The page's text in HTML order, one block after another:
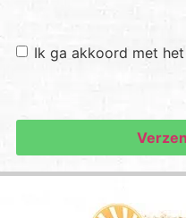
Toestemming*
Ik ga akkoord met